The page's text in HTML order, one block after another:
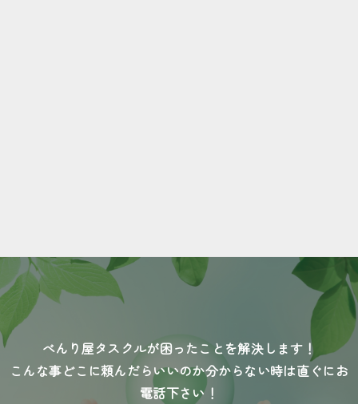
べんり屋タスクルが困ったことを解決します！
こんな事どこに頼んだらいいのか分からない時は直ぐにお
電話下さい！